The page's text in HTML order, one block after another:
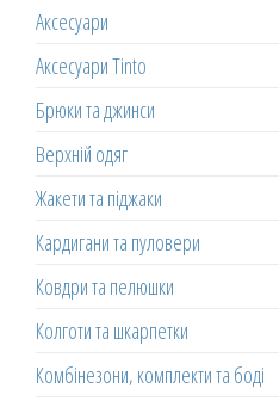
Аксесуари
Аксесуари Tinto
Брюки та джинси
Верхній одяг
Жакети та піджаки
Кардигани та пуловери
Ковдри та пелюшки
Колготи та шкарпетки
Комбінезони, комплекти та боді